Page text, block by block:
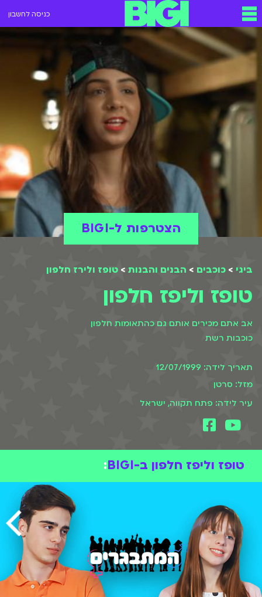
כניסה לחשבון
ביגי > כוכבים > הבנים והבנות > טופז ולירז חלפון
טופז וליפז חלפון
אב אתם מכירים אותם גם כהתאומות חלפון
כוכבות רשת
תאריך לידה: 12/07/1999
מזל: סרטן
עיר לידה: פתח תקווה, ישראל
הצטרפות ל-BIGI
טופז וליפז חלפון ב-BIGI :